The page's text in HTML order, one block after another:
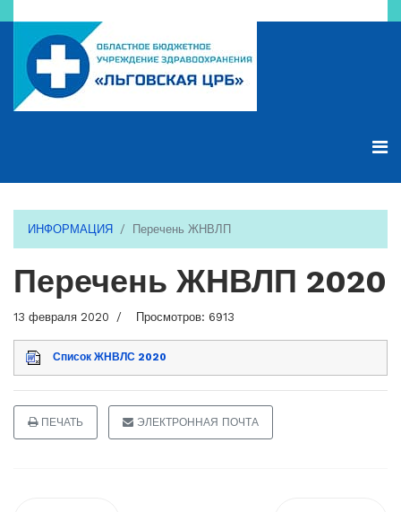
ИНФОРМАЦИЯ Перечень ЖНВЛП
Перечень ЖНВЛП 2020
13 февраля 2020 Просмотров: 6913
Список ЖНВЛС 2020
ПЕЧАТЬ ЭЛЕКТРОННАЯ ПОЧТА